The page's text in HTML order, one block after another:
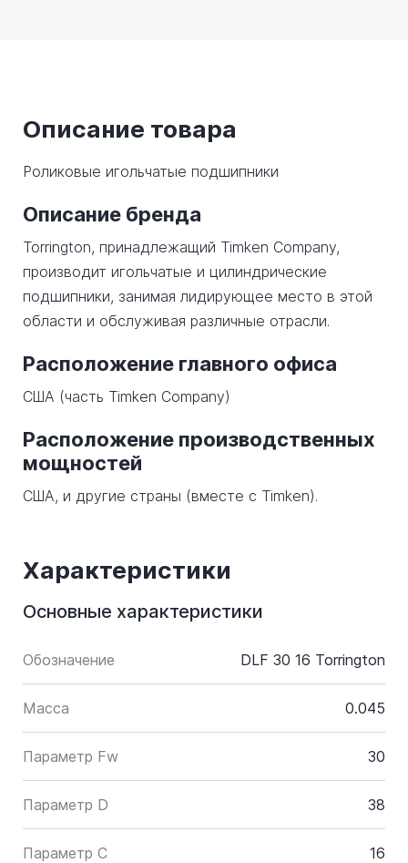
Описание товара
Роликовые игольчатые подшипники
Описание бренда
Torrington, принадлежащий Timken Company,
производит игольчатые и цилиндрические
подшипники, занимая лидирующее место в этой
области и обслуживая различные отрасли.
Расположение главного офиса
США (часть Timken Company)
Расположение производственных
мощностей
США, и другие страны (вместе с Timken).
Характеристики
Основные характеристики
Обозначение DLF 30 16 Torrington
Масса 0.045
Параметр Fw 30
Параметр D 38
Параметр C 16